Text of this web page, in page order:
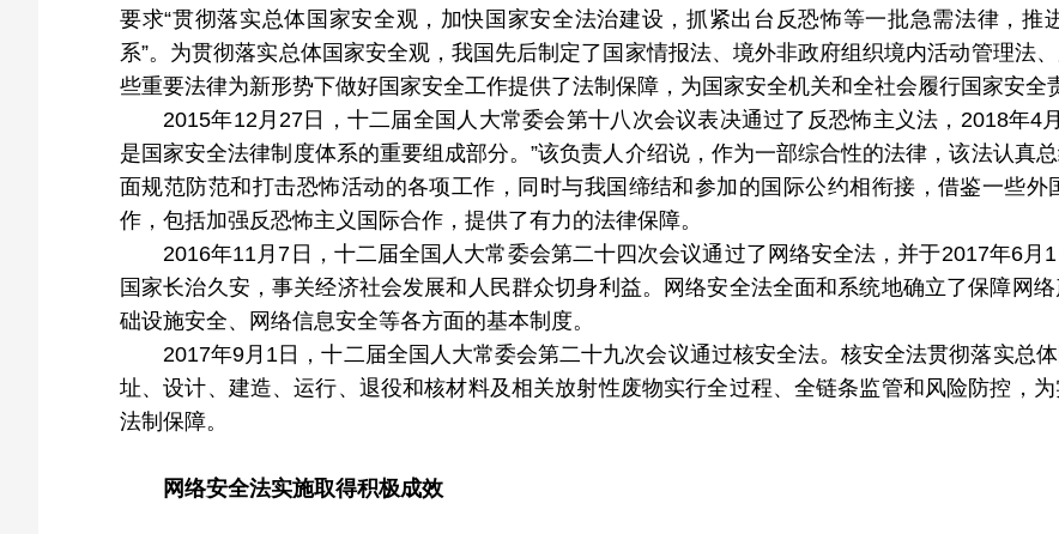
要求“贯彻落实总体国家安全观，加快国家安全法治建设，抓紧出台反恐怖等一批急需法律，
系”。为贯彻落实总体国家安全观，我国先后制定了国家情报法、境外非政府组织境内活动管理法
些重要法律为新形势下做好国家安全工作提供了法制保障，为国家安全机关和全社会履行国家安全
2015年12月27日，十二届全国人大常委会第十八次会议表决通过了反恐怖主义法，2018年4
是国家安全法律制度体系的重要组成部分。”该负责人介绍说，作为一部综合性的法律，该法认真
面规范防范和打击恐怖活动的各项工作，同时与我国缔结和参加的国际公约相衔接，借鉴一些
作，包括加强反恐怖主义国际合作，提供了有力的法律保障。
2016年11月7日，十二届全国人大常委会第二十四次会议通过了网络安全法，并于2017年6月
国家长治久安，事关经济社会发展和人民群众切身利益。网络安全法全面和系统地确立了保障网
础设施安全、网络信息安全等各方面的基本制度。
2017年9月1日，十二届全国人大常委会第二十九次会议通过核安全法。核安全法贯彻落实总
址、设计、建造、运行、退役和核材料及相关放射性废物实行全过程、全链条监管和风险防控，
法制保障。
网络安全法实施取得积极成效